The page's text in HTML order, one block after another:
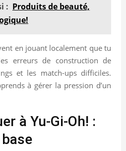
: Produits de beauté,
en jouant localement que tu
erreurs de construction de
et les match-ups difficiles.
à gérer la pression d’un
à Yu-Gi-Oh! :